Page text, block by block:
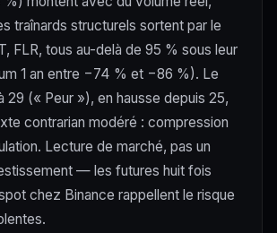
traînards structurels sortent par le
FLR, tous au-delà de 95 % sous leur
1 an entre −74 % et −86 %). Le
29 (« Peur »), en hausse depuis 25,
contrarian modéré : compression
Lecture de marché, pas un
— les futures huit fois
chez Binance rappellent le risque